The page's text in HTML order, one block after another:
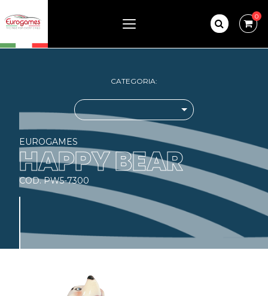
0
CATEGORIA:
EUROGAMES
HAPPY BEAR
COD. PW5-7300